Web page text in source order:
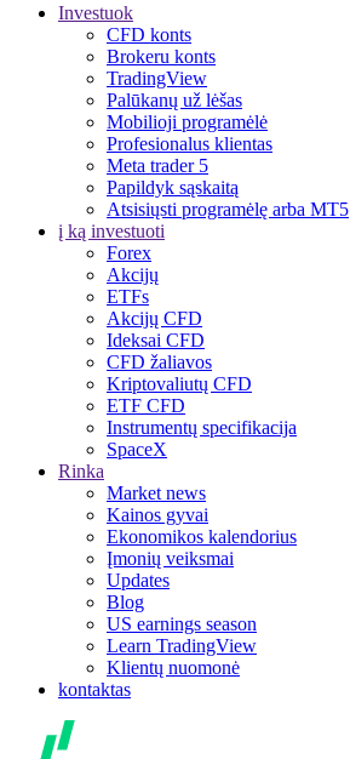
Investuok
CFD konts
Brokeru konts
TradingView
Palūkanų už lėšas
Mobilioji programėlė
Profesionalus klientas
Meta trader 5
Papildyk sąskaitą
Atsisiųsti programėlę arba MT5
į ką investuoti
Forex
Akcijų
ETFs
Akcijų CFD
Ideksai CFD
CFD žaliavos
Kriptovaliutų CFD
ETF CFD
Instrumentų specifikacija
SpaceX
Rinka
Market news
Kainos gyvai
Ekonomikos kalendorius
Įmonių veiksmai
Updates
Blog
US earnings season
Learn TradingView
Klientų nuomonė
kontaktas